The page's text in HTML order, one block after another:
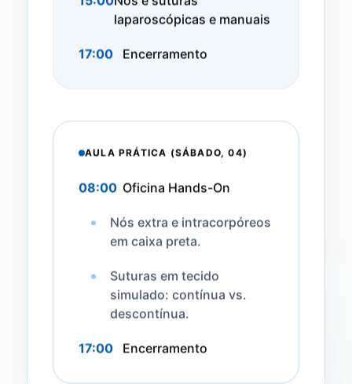
laparoscópicas e manuais
17:00 Encerramento
AULA PRÁTICA (SÁBADO, 04)
08:00 Oficina Hands-On
Nós extra e intracorpóreos
em caixa preta.
Suturas em tecido
simulado: contínua vs.
descontínua.
17:00 Encerramento